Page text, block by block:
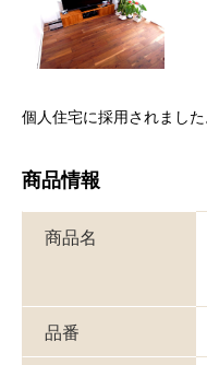
個人住宅に採用されました
商品情報
商品名
品番